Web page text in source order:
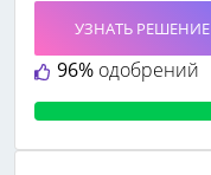
96% одобрений
УЗНАТЬ РЕШЕНИЕ